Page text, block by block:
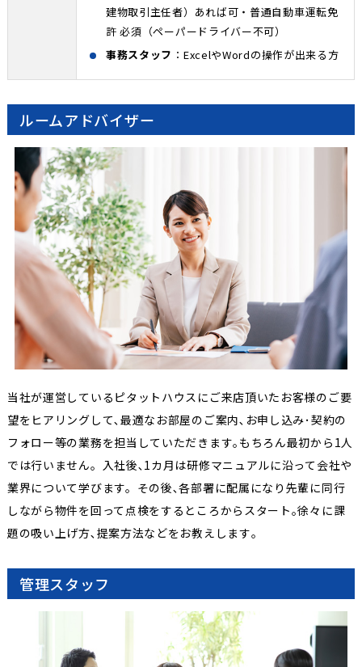
建物取引主任者）あれば可・普通自動車運転免
許 必須（ペーパードライバー不可）
事務スタッフ ：ExcelやWordの操作が出来る方
ルームアドバイザー
当社が運営しているピタットハウスにご来店頂いたお客様のご要
望をヒアリングして､最適なお部屋のご案内､お申し込み･契約の
フォロー等の業務を担当していただきます｡もちろん最初から1人
では行いません。入社後､1カ月は研修マニュアルに沿って会社や
業界について学びます。その後､各部署に配属になり先輩に同行
しながら物件を回って点検をするところからスタート｡徐々に課
題の吸い上げ方､提案方法などをお教えします｡
管理スタッフ